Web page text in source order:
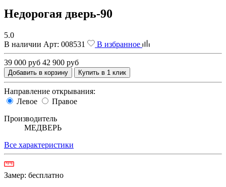
Недорогая дверь-90
5.0
В наличии Арт: 008531 В избранное
39 000 руб 42 900 руб
Добавить в корзину Купить в 1 клик
Направление открывания:
Левое
Правое
Производитель
МЕДВЕРЬ
Все характеристики
Замер: бесплатно